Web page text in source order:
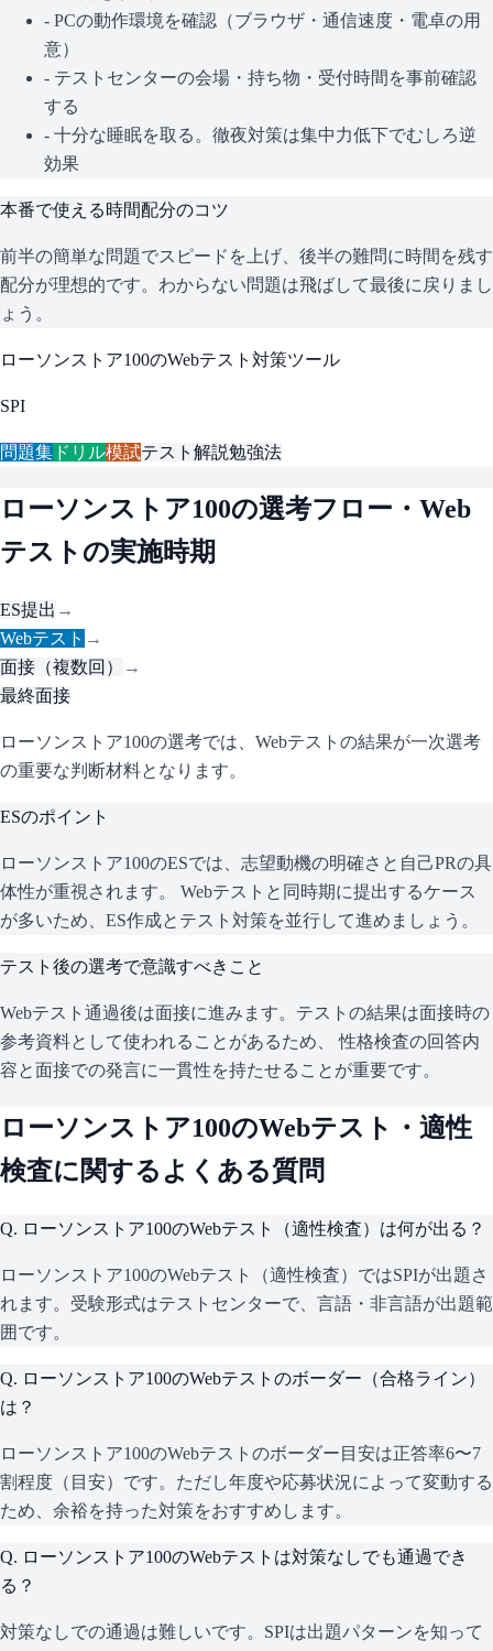
- PCの動作環境を確認（ブラウザ・通信速度・電卓の用
意）
- テストセンターの会場・持ち物・受付時間を事前確認
する
- 十分な睡眠を取る。徹夜対策は集中力低下でむしろ逆
効果
本番で使える時間配分のコツ
前半の簡単な問題でスピードを上げ、後半の難問に時間を残す
配分が理想的です。わからない問題は飛ばして最後に戻りまし
ょう。
ローソンストア100のWebテスト対策ツール
SPI
問題集 ドリル模試テスト解説勉強法
ローソンストア100の選考フロー・Web
テストの実施時期
ES提出 →
Webテスト →
面接（複数回）
→
最終面接
ローソンストア100の選考では、Webテストの結果が一次選考
の重要な判断材料となります。
ESのポイント
ローソンストア100のESでは、志望動機の明確さと自己PRの具
体性が重視されます。 Webテストと同時期に提出するケース
が多いため、ES作成とテスト対策を並行して進めましょう。
テスト後の選考で意識すべきこと
Webテスト通過後は面接に進みます。テストの結果は面接時の
参考資料として使われることがあるため、 性格検査の回答内
容と面接での発言に一貫性を持たせることが重要です。
ローソンストア100のWebテスト・適性
検査に関するよくある質問
Q. ローソンストア100のWebテスト（適性検査）は何が出る？
ローソンストア100のWebテスト（適性検査）ではSPIが出題さ
れます。受験形式はテストセンターで、言語・非言語が出題範
囲です。
Q. ローソンストア100のWebテストのボーダー（合格ライン）
は？
ローソンストア100のWebテストのボーダー目安は正答率6〜7
割程度（目安）です。ただし年度や応募状況によって変動する
ため、余裕を持った対策をおすすめします。
Q. ローソンストア100のWebテストは対策なしでも通過でき
る？
対策なしでの通過は難しいです。SPIは出題パターンを知って